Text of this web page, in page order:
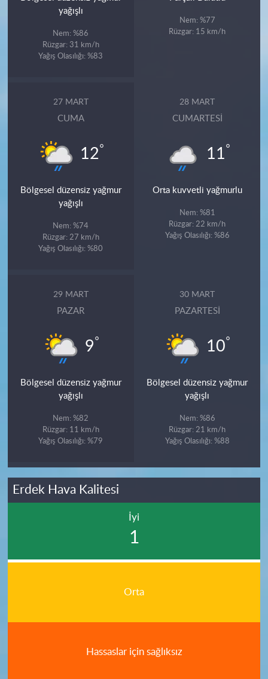
yağışlı
Nem: %86
Rüzgar: 31 km/h
Yağış Olasılığı: %83
Nem: %77
Rüzgar: 15 km/h
27 MART
CUMA
12°
Bölgesel düzensiz yağmur
yağışlı
Nem: %74
Rüzgar: 27 km/h
Yağış Olasılığı: %80
28 MART
CUMARTESI
11°
Orta kuvvetli yağmurlu
Nem: %81
Rüzgar: 22 km/h
Yağış Olasılığı: %86
29 MART
PAZAR
9°
Bölgesel düzensiz yağmur
yağışlı
Nem: %82
Rüzgar: 11 km/h
Yağış Olasılığı: %79
30 MART
PAZARTESI
10°
Bölgesel düzensiz yağmur
yağışlı
Nem: %86
Rüzgar: 21 km/h
Yağış Olasılığı: %88
Erdek Hava Kalitesi
İyi
1
Orta
Hassaslar için sağlıksız